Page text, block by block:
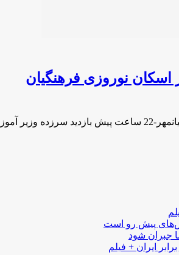
نوروزی فرهنگیان
از …
پیش رو است
جبران شود
ایران + فیلم